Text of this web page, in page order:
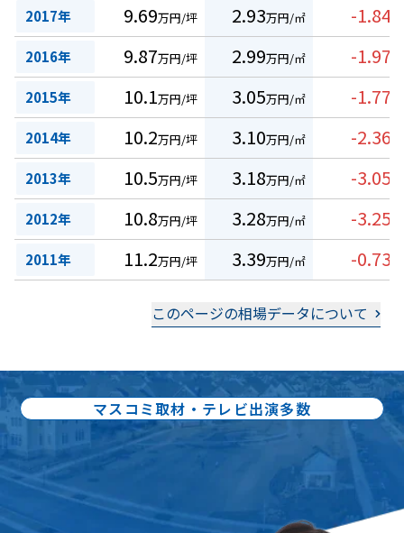
2017年 9.69万円/坪 2.93万円/㎡ -1.84
2016年 9.87万円/坪 2.99万円/㎡ -1.97
2015年 10.1万円/坪 3.05万円/㎡ -1.77
2014年 10.2万円/坪 3.10万円/㎡ -2.36
2013年 10.5万円/坪 3.18万円/㎡ -3.05
2012年 10.8万円/坪 3.28万円/㎡ -3.25
2011年 11.2万円/坪 3.39万円/㎡ -0.73
このページの相場データについて
マスコミ取材・テレビ出演多数
出版書籍86冊：累計80万部出版
不動産売却の
スペシャリスト